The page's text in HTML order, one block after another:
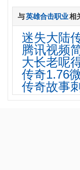
与英雄合击职业相
迷失大陆
腾讯视频
大长老呢
传奇1.76
传奇故事